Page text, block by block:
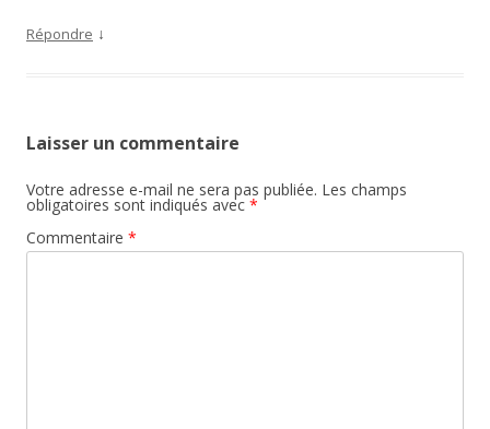
Répondre ↓
Laisser un commentaire
Votre adresse e-mail ne sera pas publiée. Les champs
obligatoires sont indiqués avec *
Commentaire *